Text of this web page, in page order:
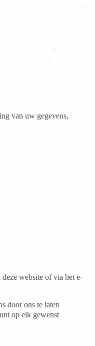
van uw gegevens,
website of via het e-
door ons te laten
op elk gewenst